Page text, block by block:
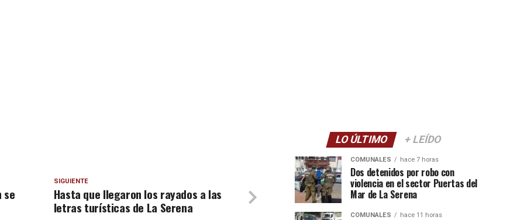
SIGUIENTE
Hasta que llegaron los rayados a las
letras turísticas de La Serena
se
LO ÚLTIMO + LEÍDO
COMUNALES hace 7 horas
Dos detenidos por robo con
violencia en el sector Puertas del
Mar de La Serena
COMUNALES hace 11 horas